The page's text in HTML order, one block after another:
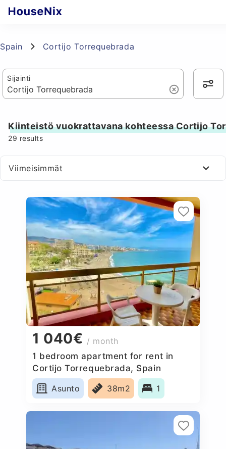
Spain Cortijo Torrequebrada
Sijainti
Kiinteistö vuokrattavana kohteessa Cortijo
29 results
Viimeisimmät
1 040€ / month
1 bedroom apartment for rent in
Cortijo Torrequebrada, Spain
Asunto
38m2 1